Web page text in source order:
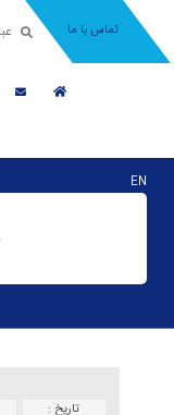
تماس با ما
EN
تاريخ :